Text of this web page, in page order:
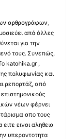
αρθρογράφων,
από άλλες
για την
τους. Συνεπώς,
katohika.gr ,
πολυφωνίας και
ρεπορτάζ, από
νέων φέρνει
απο τους
ειναι αληθεια
υπεροντοτητα